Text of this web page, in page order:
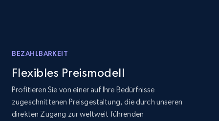
BEZAHLBARKEIT
Flexibles Preismodell
Profitieren Sie von einer auf Ihre Bedürfnisse
zugeschnittenen Preisgestaltung, die durch unseren
direkten Zugang zur weltweit führenden